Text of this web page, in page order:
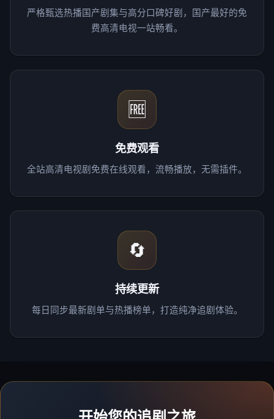
严格甄选热播国产剧集与高分口碑好剧，国产最好的免
费高清电视一站畅看。
🆓
免费观看
全站高清电视剧免费在线观看，流畅播放，无需插件。
🔄
持续更新
每日同步最新剧单与热播榜单，打造纯净追剧体验。